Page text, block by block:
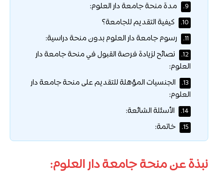
9. مدة منحة جامعة دار العلوم:
10. كيفية التقديم للجامعة؟
11. رسوم جامعة دار العلوم بدون منحة دراسية:
12.
نصائح لزيادة فرصة القبول في منحة جامعة دار
العلوم:
13.
الجنسيات المؤهلة للتقديم على منحة جامعة دار
العلوم:
14. الأسئلة الشائعة:
15. خاتمة:
نبذة عن منحة جامعة دار العلوم: